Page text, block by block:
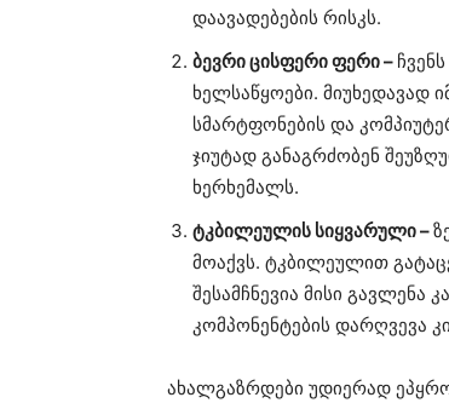
დაავადებების რისკს.
ბევრი ცისფერი ფერი –
ხელსაწყოები. მიუხედავად
სმარტფონების და
ჯიუტად განაგრძობენ
ხერხემალს.
ტკბილეულის სიყვარული –
მოაქვს. ტკბილეულით
შესამჩნევია მისი გავლენა
კომპონენტების დარღვევა
ახალგაზრდები უდიერად